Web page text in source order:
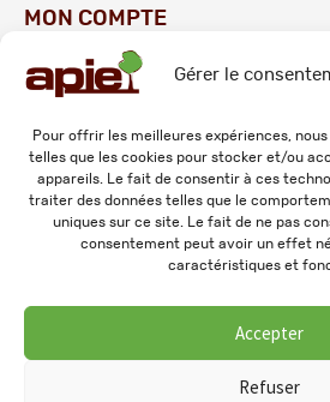
Gérer le
Pour offrir les meilleures expériences,
telles que les cookies pour stocker et/ou
appareils. Le fait de consentir à ces
traiter des données telles que le
uniques sur ce site. Le fait de ne pas
consentement peut avoir un effet
caractéristiques et
Accepter
Refuser
MON COMPTE
Commandes
Adresses
Mes informations personnelles
© 2026 APIE. Tous droits